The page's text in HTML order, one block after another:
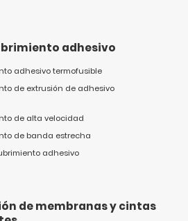
adhesivo
adhesivo termofusible
de extrusión de adhesivo
de alta velocidad
de banda estrecha
adhesivo
de membranas y cintas